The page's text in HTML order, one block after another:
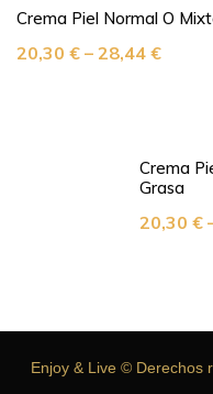
Crema Piel Normal O
20,30 € – 28,44 €
Crema
Grasa
20,30 €
Enjoy & Live © Derechos